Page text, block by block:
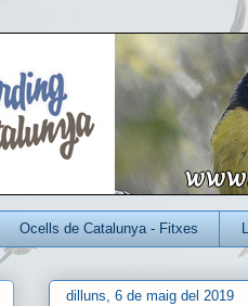
Ocells de Catalunya - Fitxes
dilluns, 6 de maig del 2019